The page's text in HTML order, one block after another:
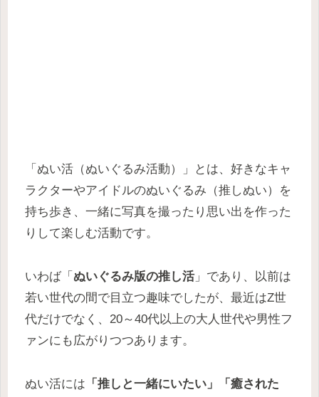
「ぬい活（ぬいぐるみ活動）」とは、好きなキャ
ラクターやアイドルのぬいぐるみ（推しぬい）を
持ち歩き、一緒に写真を撮ったり思い出を作った
りして楽しむ活動です。
いわば「 ぬいぐるみ版の推し活」であり、以前は
若い世代の間で目立つ趣味でしたが、最近はZ世
代だけでなく、20～40代以上の大人世代や男性フ
ァンにも広がりつつあります。
ぬい活には 「推しと一緒にいたい」「癒された